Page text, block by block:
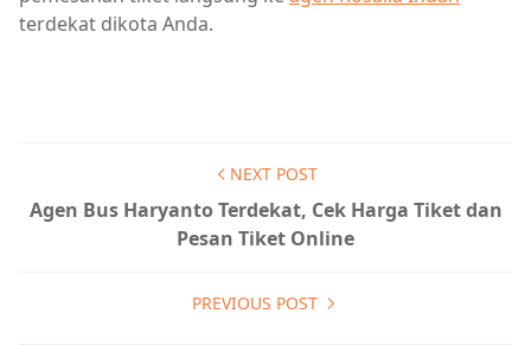
terdekat dikota Anda.
NEXT POST
Agen Bus Haryanto Terdekat, Cek Harga Tiket dan
Pesan Tiket Online
PREVIOUS POST